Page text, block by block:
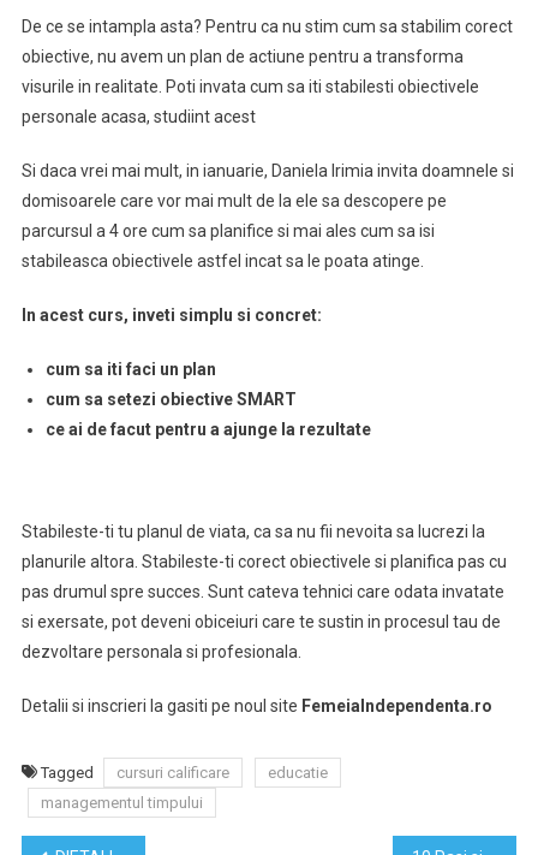
De ce se intampla asta? Pentru ca nu stim cum sa stabilim corect
obiective, nu avem un plan de actiune pentru a transforma
visurile in realitate. Poti invata cum sa iti stabilesti obiectivele
personale acasa, studiint acest
Si daca vrei mai mult, in ianuarie, Daniela Irimia invita doamnele si
domisoarele care vor mai mult de la ele sa descopere pe
parcursul a 4 ore cum sa planifice si mai ales cum sa isi
stabileasca obiectivele astfel incat sa le poata atinge.
In acest curs, inveti simplu si concret:
cum sa iti faci un plan
cum sa setezi obiective SMART
ce ai de facut pentru a ajunge la rezultate
Stabileste-ti tu planul de viata, ca sa nu fii nevoita sa lucrezi la
planurile altora. Stabileste-ti corect obiectivele si planifica pas cu
pas drumul spre succes. Sunt cateva tehnici care odata invatate
si exersate, pot deveni obiceiuri care te sustin in procesul tau de
dezvoltare personala si profesionala.
Detalii si inscrieri la gasiti pe noul site FemeiaIndependenta.ro
Tagged cursuri calificare
educatie
managementul timpului